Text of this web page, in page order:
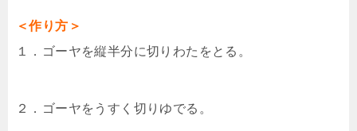
＜作り方＞
１．ゴーヤを縦半分に切りわたをとる。
２．ゴーヤをうすく切りゆでる。